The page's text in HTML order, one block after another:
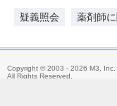
疑義照会 薬剤師
Copyright © 2003 - 2026 M3, Inc.
All Rights Reserved.